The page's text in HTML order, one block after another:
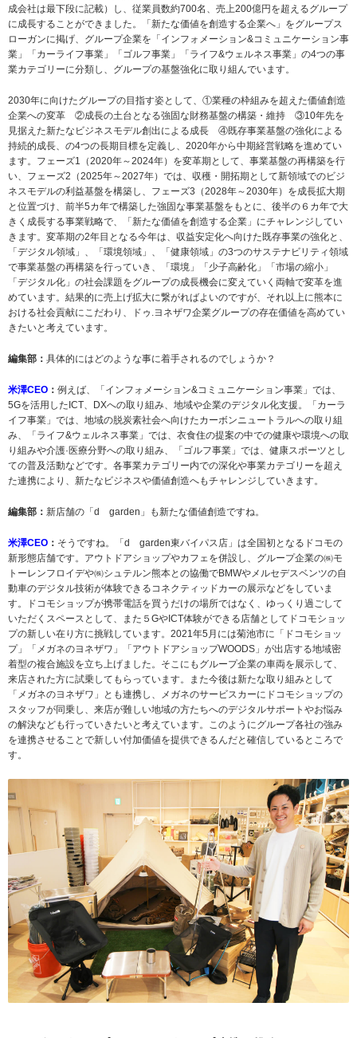
成会社は最下段に記載）し、従業員数約700名、売上200億円を超えるグループ
に成長することができました。「新たな価値を創造する企業へ」をグループス
ローガンに掲げ、グループ企業を「インフォメーション&コミュニケーション事
業」「カーライフ事業」「ゴルフ事業」「ライフ&ウェルネス事業」の4つの事
業カテゴリーに分類し、グループの基盤強化に取り組んでいます。
2030年に向けたグループの目指す姿として、①業種の枠組みを超えた価値創造
企業への変革 ②成長の土台となる強固な財務基盤の構築・維持 ③10年先を
見据えた新たなビジネスモデル創出による成長 ④既存事業基盤の強化による
持続的成長、の4つの長期目標を定義し、2020年から中期経営戦略を進めてい
ます。フェーズ1（2020年～2024年）を変革期として、事業基盤の再構築を行
い、フェーズ2（2025年～2027年）では、収穫・開拓期として新領域でのビジ
ネスモデルの利益基盤を構築し、フェーズ3（2028年～2030年）を成長拡大期
と位置づけ、前半5カ年で構築した強固な事業基盤をもとに、後半の６カ年で大
きく成長する事業戦略で、「新たな価値を創造する企業」にチャレンジしてい
きます。変革期の2年目となる今年は、収益安定化へ向けた既存事業の強化と、
「デジタル領域」、「環境領域」、「健康領域」の3つのサステナビリティ領域
で事業基盤の再構築を行っていき、「環境」「少子高齢化」「市場の縮小」
「デジタル化」の社会課題をグループの成長機会に変えていく両軸で変革を進
めています。結果的に売上げ拡大に繋がればよいのですが、それ以上に熊本に
おける社会貢献にこだわり、ドゥ.ヨネザワ企業グループの存在価値を高めてい
きたいと考えています。
編集部： 具体的にはどのような事に着手されるのでしょうか？
米澤CEO ： 例えば、「インフォメーション&コミュニケーション事業」では、
5Gを活用したICT、DXへの取り組み、地域や企業のデジタル化支援。「カーラ
イフ事業」では、地域の脱炭素社会へ向けたカーボンニュートラルへの取り組
み、「ライフ&ウェルネス事業」では、衣食住の提案の中での健康や環境への取
り組みや介護·医療分野への取り組み、「ゴルフ事業」では、健康スポーツとし
ての普及活動などです。各事業カテゴリー内での深化や事業カテゴリーを超え
た連携により、新たなビジネスや価値創造へもチャレンジしていきます。
編集部： 新店舗の「d garden」も新たな価値創造ですね。
米澤CEO ： そうですね。「d garden東バイパス店」は全国初となるドコモの
新形態店舗です。アウトドアショップやカフェを併設し、グループ企業の㈱モ
トーレンフロイデや㈱シュテルン熊本との協働でBMWやメルセデスベンツの自
動車のデジタル技術が体験できるコネクティッドカーの展示などをしていま
す。ドコモショップが携帯電話を買うだけの場所ではなく、ゆっくり過ごして
いただくスペースとして、また５GやICT体験ができる店舗としてドコモショッ
プの新しい在り方に挑戦しています。2021年5月には菊池市に「ドコモショッ
プ」「メガネのヨネザワ」「アウトドアショップWOODS」が出店する地域密
着型の複合施設を立ち上げました。そこにもグループ企業の車両を展示して、
来店された方に試乗してもらっています。また今後は新たな取り組みとして
「メガネのヨネザワ」とも連携し、メガネのサービスカーにドコモショップの
スタッフが同乗し、来店が難しい地域の方たちへのデジタルサポートやお悩み
の解決なども行っていきたいと考えています。このようにグループ各社の強み
を連携させることで新しい付加価値を提供できるんだと確信しているところで
す。